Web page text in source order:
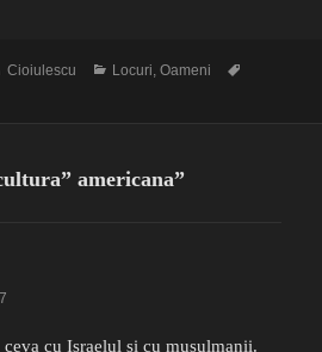
Autor
Cioiulescu Categorii
Locuri,Oameni
americana”
cu Israelul și cu musulmanii.